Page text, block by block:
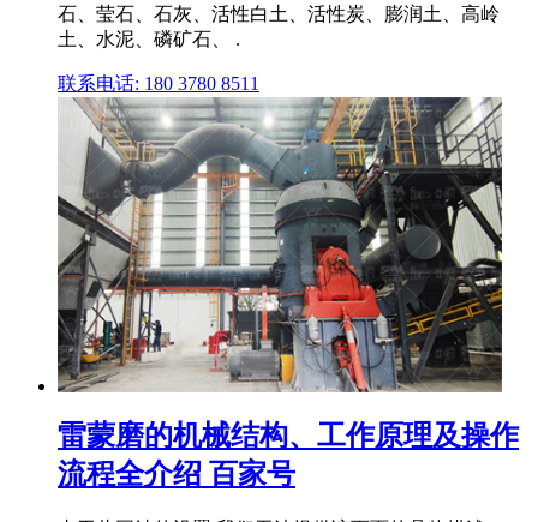
石、莹石、石灰、活性白土、活性炭、膨润土、高岭
土、水泥、磷矿石、 .
联系电话: 180 3780 8511
雷蒙磨的机械结构、工作原理及操作
流程全介绍 百家号